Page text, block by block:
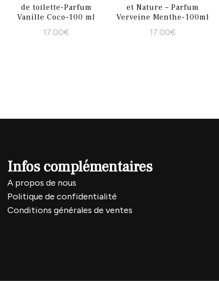
de toilette-Parfum
Vanille Coco-100 ml
17.00€
et Nature – Parfum
Verveine Menthe-100ml
17.00€
Infos complémentaires
A propos de nous
Politique de confidentialité
Conditions générales de ventes